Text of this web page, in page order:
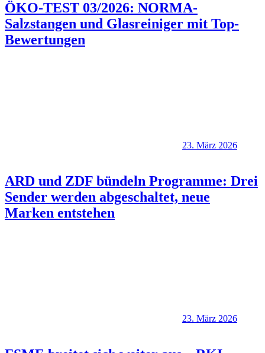
ÖKO-TEST 03/2026: NORMA-
Salzstangen und Glasreiniger mit Top-
Bewertungen
23. März 2026
ARD und ZDF bündeln Programme: Drei
Sender werden abgeschaltet, neue
Marken entstehen
23. März 2026